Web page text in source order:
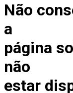
Não
a
página
não
estar